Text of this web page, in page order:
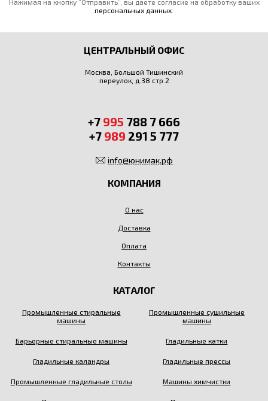
Нажимая на кнопку “Отправить”, вы даете согласие на обработку ваших
персональных данных
ЦЕНТРАЛЬНЫЙ ОФИС
Москва, Большой Тишинский
переулок, д.38 стр.2
+7 995 788 7 666
+7 989 291 5 777
info@юнимак.рф
КОМПАНИЯ
О нас
Доставка
Оплата
Контакты
КАТАЛОГ
Промышленные стиральные
машины
Промышленные сушильные
машины
Барьерные стиральные машины Гладильные катки
Гладильные каландры Гладильные прессы
Промышленные гладильные столы Машины химчистки